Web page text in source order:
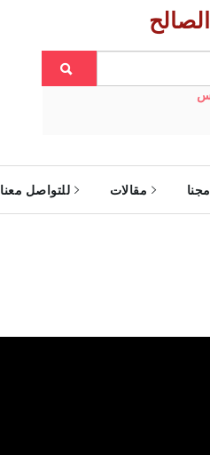
مقالات للتواصل معنا